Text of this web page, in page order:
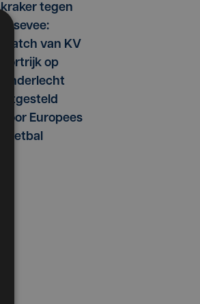
kraker tegen
Essevee:
match van KV
Kortrijk op
Anderlecht
uitgesteld
door Europees
voetbal